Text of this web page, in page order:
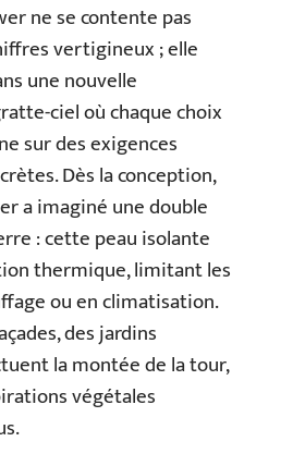
ne se contente pas
vertigineux ; elle
une nouvelle
ciel où chaque choix
sur des exigences
Dès la conception,
a imaginé une double
: cette peau isolante
thermique, limitant les
ou en climatisation.
des jardins
la montée de la tour,
végétales